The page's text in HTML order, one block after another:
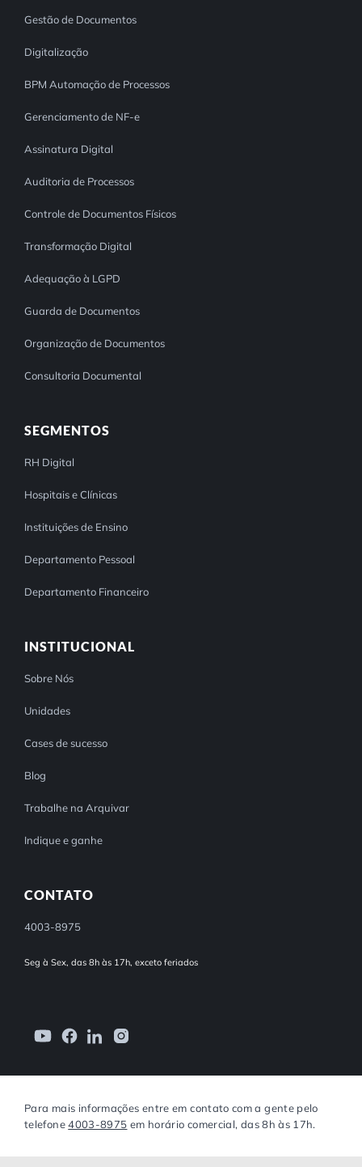
Gestão de Documentos
Digitalização
BPM Automação de Processos
Gerenciamento de NF-e
Assinatura Digital
Auditoria de Processos
Controle de Documentos Físicos
Transformação Digital
Adequação à LGPD
Guarda de Documentos
Organização de Documentos
Consultoria Documental
SEGMENTOS
RH Digital
Hospitais e Clínicas
Instituições de Ensino
Departamento Pessoal
Departamento Financeiro
INSTITUCIONAL
Sobre Nós
Unidades
Cases de sucesso
Blog
Trabalhe na Arquivar
Indique e ganhe
CONTATO
4003-8975
Seg à Sex, das 8h às 17h, exceto feriados
Para mais informações entre em contato com a gente pelo
telefone4003-8975 em horário comercial, das 8h às 17h.